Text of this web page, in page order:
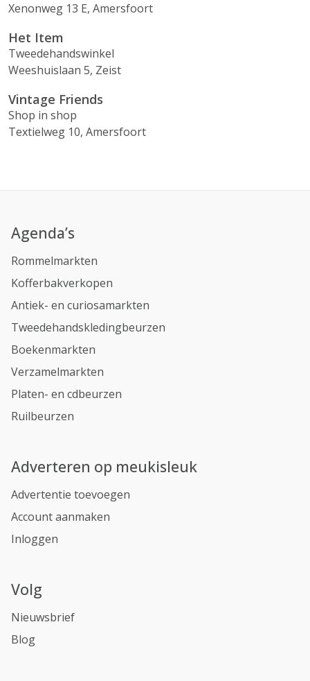
Xenonweg 13 E, Amersfoort
Het Item
Tweedehandswinkel
Weeshuislaan 5, Zeist
Vintage Friends
Shop in shop
Textielweg 10, Amersfoort
Agenda’s
Rommelmarkten
Kofferbakverkopen
Antiek- en curiosamarkten
Tweedehandskledingbeurzen
Boekenmarkten
Verzamelmarkten
Platen- en cdbeurzen
Ruilbeurzen
Adverteren op meukisleuk
Advertentie toevoegen
Account aanmaken
Inloggen
Volg
Nieuwsbrief
Blog